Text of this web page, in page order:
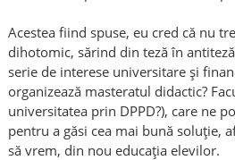
Acestea fiind spuse, eu cred că nu
dihotomic, sărind din teză în
serie de interese universitare şi
organizează masteratul didactic?
universitatea prin DPPD?), care ne
pentru a găsi cea mai bună soluţie,
să vrem, din nou educaţia elevilor.